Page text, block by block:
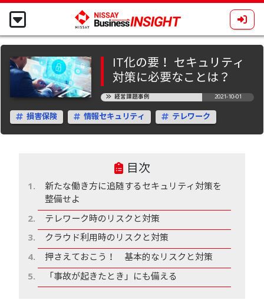
IT化の要！ セキュリティ
対策に必要なことは？
経営課題事例 2021-10-01
損害保険 情報セキュリティ テレワーク
目次
新たな働き方に追随するセキュリティ対策を
整備せよ
テレワーク時のリスクと対策
クラウド利用時のリスクと対策
押さえておこう！ 基本的なリスクと対策
「事故が起きたとき」にも備える